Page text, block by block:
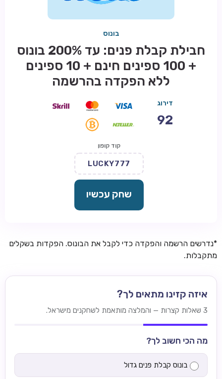
בונוס
חבילת קבלת פנים: עד 200% בונוס
+ 100 ספינים חינם + 10 ספינים
ללא הפקדה בהרשמה
דירוג
92
קוד קופון
LUCKY777
שחק עכשיו
*נדרשים הרשמה והפקדה כדי לקבל את הבונוס. הפקדות בשקלים
מתקבלות.
איזה קזינו מתאים לך?
3 שאלות קצרות — והמלצה מותאמת לשחקנים מישראל.
מה הכי חשוב לך?
בונוס קבלת פנים גדול